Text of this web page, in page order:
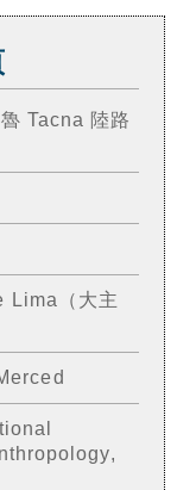
Tacna 陸路
Lima（大主